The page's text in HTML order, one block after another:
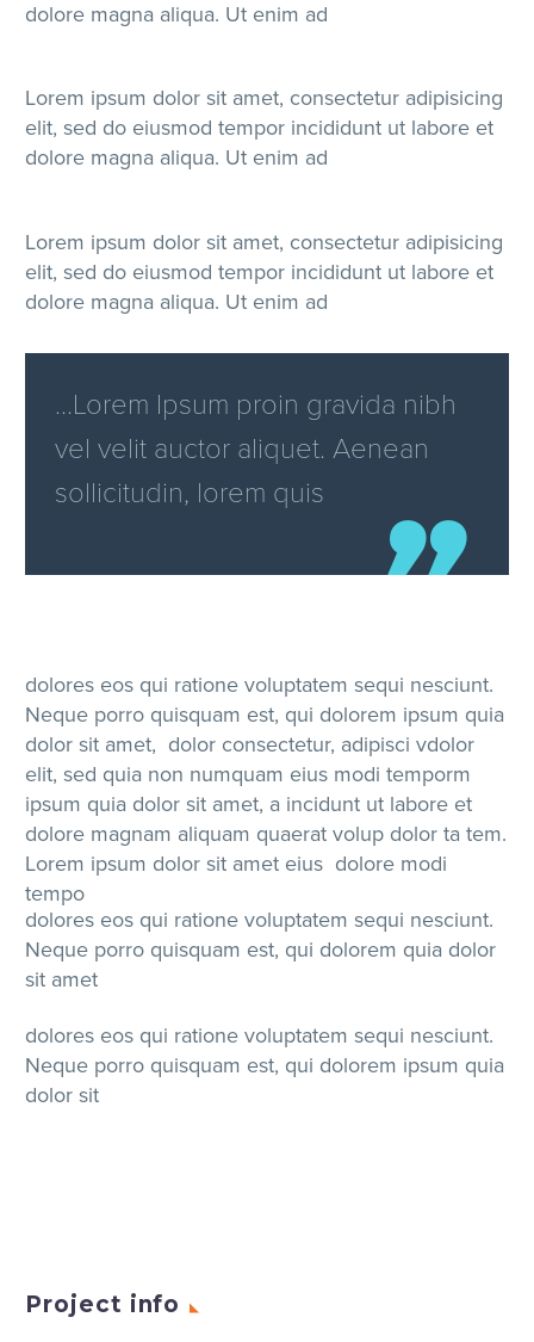
dolore magna aliqua. Ut enim ad
Lorem ipsum dolor sit amet, consectetur adipisicing
elit, sed do eiusmod tempor incididunt ut labore et
dolore magna aliqua. Ut enim ad
Lorem ipsum dolor sit amet, consectetur adipisicing
elit, sed do eiusmod tempor incididunt ut labore et
dolore magna aliqua. Ut enim ad
…Lorem Ipsum proin gravida nibh
vel velit auctor aliquet. Aenean
sollicitudin, lorem quis
dolores eos qui ratione voluptatem sequi nesciunt.
Neque porro quisquam est, qui dolorem ipsum quia
dolor sit amet, dolor consectetur, adipisci vdolor
elit, sed quia non numquam eius modi temporm
ipsum quia dolor sit amet, a incidunt ut labore et
dolore magnam aliquam quaerat volup dolor ta tem.
Lorem ipsum dolor sit amet eius dolore modi
tempo
dolores eos qui ratione voluptatem sequi nesciunt.
Neque porro quisquam est, qui dolorem quia dolor
sit amet
dolores eos qui ratione voluptatem sequi nesciunt.
Neque porro quisquam est, qui dolorem ipsum quia
dolor sit
Project info